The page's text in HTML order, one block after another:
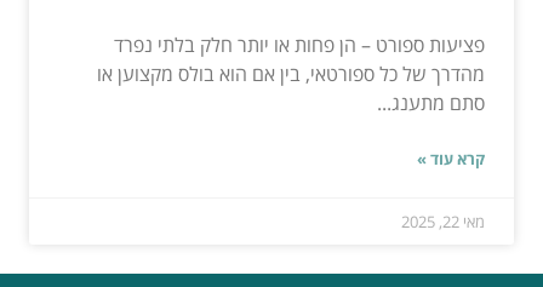
פציעות ספורט – הן פחות או יותר חלק בלתי נפרד
מהדרך של כל ספורטאי, בין אם הוא בולס מקצוען או
סתם מתענג...
קרא עוד »
מאי 22, 2025